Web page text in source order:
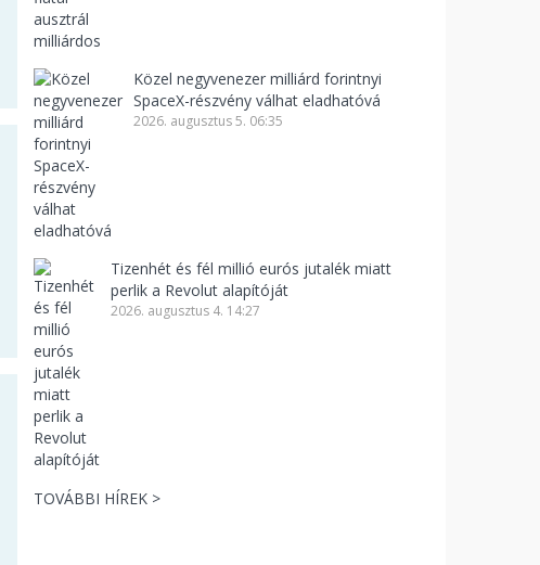
Közel negyvenezer milliárd forintnyi
SpaceX-részvény válhat eladhatóvá
2026. augusztus 5. 06:35
Tizenhét és fél millió eurós jutalék miatt
perlik a Revolut alapítóját
2026. augusztus 4. 14:27
TOVÁBBI HÍREK >